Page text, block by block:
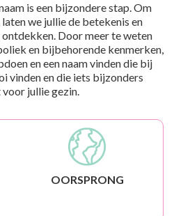
is een bijzondere stap. Om
we jullie de betekenis en
Door meer te weten
en bijbehorende kenmerken,
en een naam vinden die bij
vinden en die iets bijzonders
jullie gezin.
OORSPRONG